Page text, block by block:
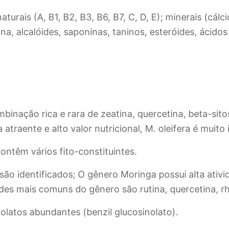
(A, B1, B2, B3, B6, B7, C, D, E); minerais
alcalóides, saponinas, taninos, esteróides,
rica e rara de zeatina, quercetina, beta-
atraente e alto valor nutricional, M. oleifera é
vários fito-constituintes.
identificados; O gênero Moringa possui alta
mais comuns do gênero são rutina, quercetina,
abundantes (benzil glucosinolato).